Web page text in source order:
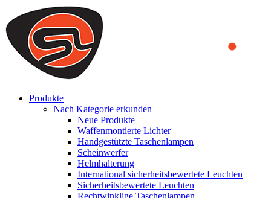
We use cookies to ensure that we provide you the best experience
on our website. By continuing to browse this website, you accept
that cookies are used to help us analyze how the website is used and
to offer you a better experience. To learn more or to find out how
you can disable cookies, you can access our
Produkte
Nach Kategorie erkunden
Neue Produkte
Waffenmontierte Lichter
Handgestützte Taschenlampen
Scheinwerfer
Helmhalterung
International sicherheitsbewertete Leuchten
Sicherheitsbewertete Leuchten
Rechtwinklige Taschenlampen